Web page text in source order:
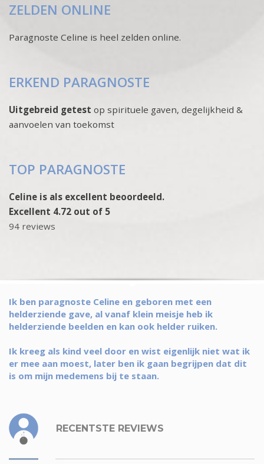
ZELDEN ONLINE
Paragnoste Celine is heel zelden online.
ERKEND PARAGNOSTE
Uitgebreid getest op spirituele gaven, degelijkheid &
aanvoelen van toekomst
TOP PARAGNOSTE
Celine is als excellent beoordeeld.
Excellent 4.72 out of 5
94 reviews
Ik ben paragnoste Celine en geboren met een
helderziende gave, al vanaf klein meisje heb ik
helderziende beelden en kan ook helder ruiken.
Ik kreeg als kind veel door en wist eigenlijk niet wat ik
er mee aan moest, later ben ik gaan begrijpen dat dit
is om mijn medemens bij te staan.
RECENTSTE REVIEWS